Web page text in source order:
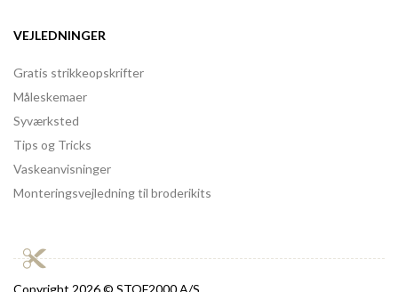
VEJLEDNINGER
Gratis strikkeopskrifter
Måleskemaer
Syværksted
Tips og Tricks
Vaskeanvisninger
Monteringsvejledning til broderikits
Copyright 2026 © STOF2000 A/S